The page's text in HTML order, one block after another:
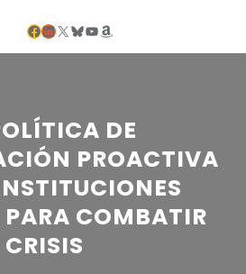
Facebook LinkedIn X Bluesky YouTube Amazon
DE
PROACTIVA
PARA COMBATIR
CRISIS